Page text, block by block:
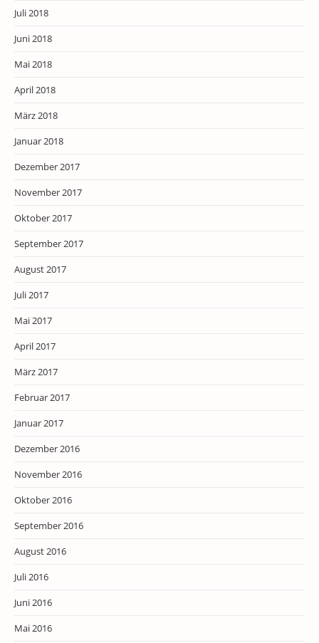
Juli 2018
Juni 2018
Mai 2018
April 2018
März 2018
Januar 2018
Dezember 2017
November 2017
Oktober 2017
September 2017
August 2017
Juli 2017
Mai 2017
April 2017
März 2017
Februar 2017
Januar 2017
Dezember 2016
November 2016
Oktober 2016
September 2016
August 2016
Juli 2016
Juni 2016
Mai 2016